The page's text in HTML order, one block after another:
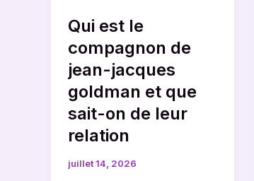
Qui est le
compagnon de
jean-jacques
goldman et que
sait-on de leur
relation
juillet 14, 2026
et
que
sait-
on
de
leur
relation